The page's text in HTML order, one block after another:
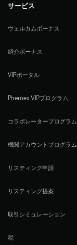
サービス
ウェルカムボーナス
紹介ボーナス
VIPポータル
Phemex VIPプログラム
コラボレータープログラム
機関アカウントプログラム
リスティング申請
リスティング提案
取引シミュレーション
税